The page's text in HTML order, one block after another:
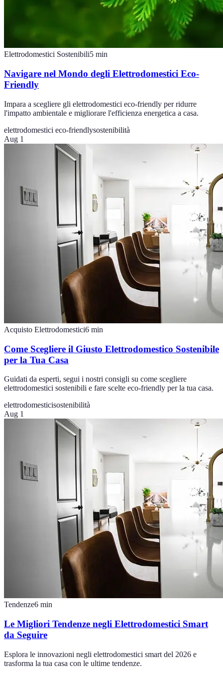
Elettrodomestici Sostenibili5 min
Navigare nel Mondo degli Elettrodomestici Eco-
Friendly
Impara a scegliere gli elettrodomestici eco-friendly per ridurre
l'impatto ambientale e migliorare l'efficienza energetica a casa.
elettrodomestici eco-friendlysostenibilità
Aug 1
Acquisto Elettrodomestici6 min
Come Scegliere il Giusto Elettrodomestico Sostenibile
per la Tua Casa
Guidati da esperti, segui i nostri consigli su come scegliere
elettrodomestici sostenibili e fare scelte eco-friendly per la tua casa.
elettrodomesticisostenibilità
Aug 1
Tendenze6 min
Le Migliori Tendenze negli Elettrodomestici Smart
da Seguire
Esplora le innovazioni negli elettrodomestici smart del 2026 e
trasforma la tua casa con le ultime tendenze.